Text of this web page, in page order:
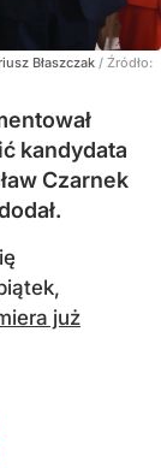
Błaszczak / Źródło:
kandydata
Czarnek
już